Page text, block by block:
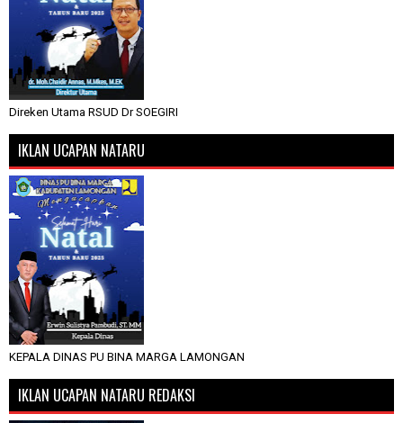
Direken Utama RSUD Dr SOEGIRI
IKLAN UCAPAN NATARU
KEPALA DINAS PU BINA MARGA LAMONGAN
IKLAN UCAPAN NATARU REDAKSI